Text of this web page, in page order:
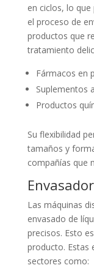
en ciclos, lo
el proceso de
productos que
tratamiento
Fármacos en
Suplementos
Productos
Su flexibilidad
tamaños y
compañías que
Las máquinas
envasado de
precisos. Esto
producto. Estas
sectores como: